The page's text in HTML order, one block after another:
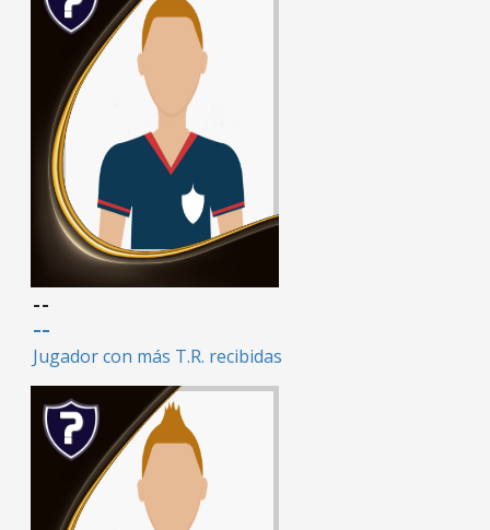
--
--
Jugador con más T.R. recibidas